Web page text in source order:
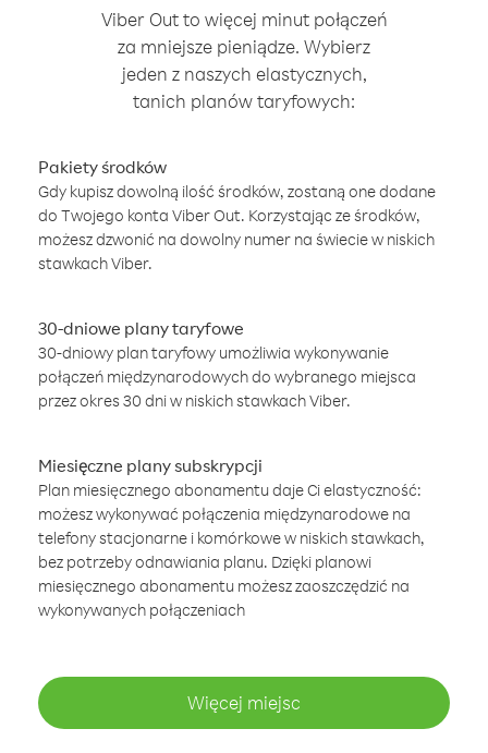
Viber Out to więcej minut połączeń
za mniejsze pieniądze. Wybierz
jeden z naszych elastycznych,
tanich planów taryfowych:
Pakiety środków
Gdy kupisz dowolną ilość środków, zostaną one dodane
do Twojego konta Viber Out. Korzystając ze środków,
możesz dzwonić na dowolny numer na świecie w niskich
stawkach Viber.
30-dniowe plany taryfowe
30-dniowy plan taryfowy umożliwia wykonywanie
połączeń międzynarodowych do wybranego miejsca
przez okres 30 dni w niskich stawkach Viber.
Miesięczne plany subskrypcji
Plan miesięcznego abonamentu daje Ci elastyczność:
możesz wykonywać połączenia międzynarodowe na
telefony stacjonarne i komórkowe w niskich stawkach,
bez potrzeby odnawiania planu. Dzięki planowi
miesięcznego abonamentu możesz zaoszczędzić na
wykonywanych połączeniach
Więcej miejsc